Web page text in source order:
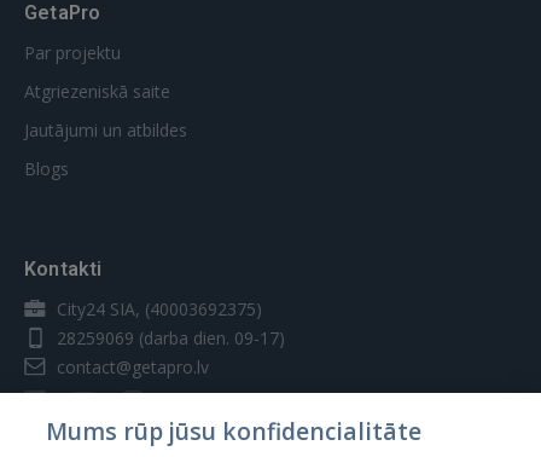
GetaPro
Par projektu
Atgriezeniskā saite
Jautājumi un atbildes
Blogs
Kontakti
City24 SIA, (40003692375)
28259069 (darba dien. 09-17)
contact@getapro.lv
Mums rūp jūsu konfidencialitāte